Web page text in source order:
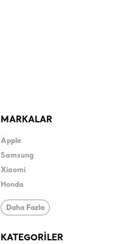
MARKALAR
Apple
Samsung
Xiaomi
Honda
Daha Fazla
KATEGORİLER